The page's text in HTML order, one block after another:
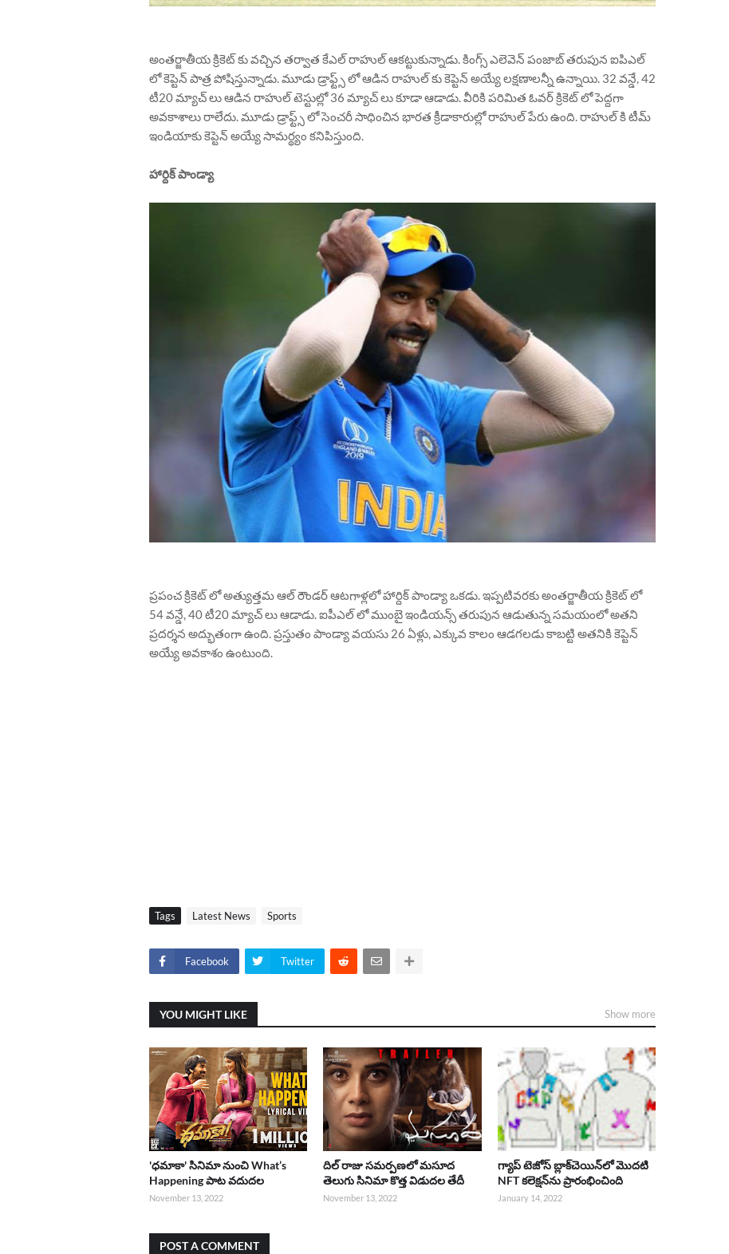
అంతర్జాతీయ క్రికెట్ కు వచ్చిన తర్వాత కేఎల్ రాహుల్ ఆకట్టుకున్నాడు. కింగ్స్ ఎలెవెన్ పంజాబ్ తరుపున ఐపిఎల్
లో కెప్టెన్ పాత్ర పోషిస్తున్నాడు. మూడు డ్రాఫ్ట్స్ లో ఆడిన రాహుల్ కు కెప్టెన్ అయ్యే లక్షణాలన్నీ ఉన్నాయి. 32 వన్డే, 42
టీ20 మ్యాచ్ లు ఆడిన రాహుల్ టెస్టుల్లో 36 మ్యాచ్ లు కూడా ఆడాడు. వీరికి పరిమిత ఓవర్ క్రికెట్ లో పెద్దగా
అవకాశాలు రాలేదు. మూడు డ్రాఫ్ట్స్ లో సెంచరీ సాధించిన భారత క్రీడాకారుల్లో రాహుల్ పేరు ఉంది. రాహుల్ కి టీమ్
ఇండియాకు కెప్టెన్ అయ్యే సామర్థ్యం కనిపిస్తుంది.
హార్దిక్ పాండ్యా
ప్రపంచ క్రికెట్ లో అత్యుత్తమ ఆల్ రౌండర్ ఆటగాళ్లలో హార్దిక్ పాండ్యా ఒకడు. ఇప్పటివరకు అంతర్జాతీయ క్రికెట్ లో
54 వన్డే, 40 టీ20 మ్యాచ్ లు ఆడాడు. ఐపీఎల్ లో ముంబై ఇండియన్స్ తరుపున ఆడుతున్న సమయంలో అతని
ప్రదర్శన అద్భుతంగా ఉంది. ప్రస్తుతం పాండ్యా వయసు 26 ఏళ్లు, ఎక్కువ కాలం ఆడగలడు కాబట్టి అతనికి కెప్టెన్
అయ్యే అవకాశం ఉంటుంది.
Tags Latest News Sports
Facebook Twitter
YOU MIGHT LIKE Show more
'ధమాకా' సినిమా నుంచి What’s
Happening పాట వదుదల
November 13, 2022
దిల్ రాజు సమర్పణలో మసూద
తెలుగు సినిమా కొత్త విడుదల తేదీ
November 13, 2022
గ్యాప్ టెజోస్ బ్లాక్‌చెయిన్‌లో మొదటి
NFT కలెక్షన్‌ను ప్రారంభించింది
January 14, 2022
POST A COMMENT